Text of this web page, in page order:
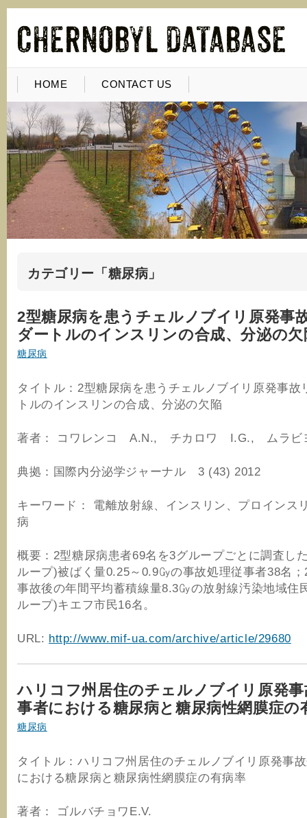
HOME CONTACT US
カテゴリー「糖尿病」
2型糖尿病を患うチェルノブイリ原発事
ダートルのインスリンの合成、分泌の欠
糖尿病
タイトル：2型糖尿病を患うチェルノブイリ原発事故
トルのインスリンの合成、分泌の欠陥
著者： コワレンコ A.N., チカロワ I.G., ムラ
典拠：国際内分泌学ジャーナル 3 (43) 2012
キーワード： 電離放射線、インスリン、プロインス
病
概要：2型糖尿病患者69名を3グループごとに調査し
ループ)被ばく量0.25～0.9㏉の事故処理従事者38名
事故後の年間平均蓄積線量8.3㏉の放射線汚染地域住
ループ)キエフ市民16名。
URL: http://www.mif-ua.com/archive/article/29680
ハリコフ州居住のチェルノブイリ原発事
事者における糖尿病と糖尿病性網膜症の
糖尿病
タイトル：ハリコフ州居住のチェルノブイリ原発事
における糖尿病と糖尿病性網膜症の有病率
著者： ゴルバチョワE.V.